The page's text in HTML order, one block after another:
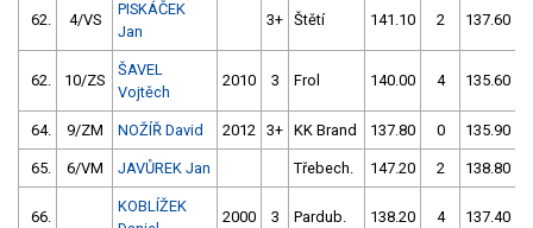
62. 4/VS
PISKÁČEK
Jan
3+ Štětí 141.10 2 137.60
62. 10/ZS
ŠAVEL
Vojtěch
2010 3 Frol 140.00 4 135.60
64. 9/ZM NOŽÍŘ David 2012 3+ KK Brand 137.80 0 135.90
65. 6/VM JAVŮREK Jan Třebech. 147.20 2 138.80
66.
KOBLÍŽEK
2000 3 Pardub. 138.20 4 137.40